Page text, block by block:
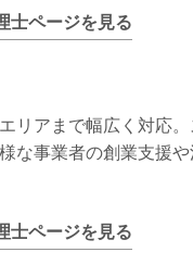
士ページを見る
リアまで幅広く対応
な事業者の創業支援や
士ページを見る